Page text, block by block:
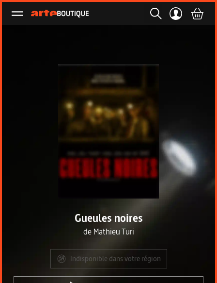
Ouvrir le menu
Gueules noires
de Mathieu Turi
Indisponible dans votre région